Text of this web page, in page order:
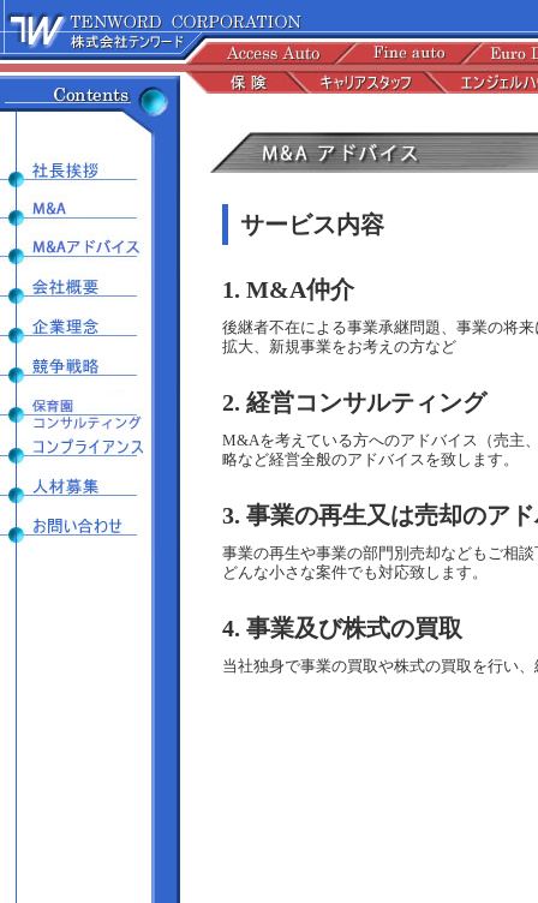
サービス内容
1. M&A仲介
後継者不在による事業承継問題、事業の将
拡大、新規事業をお考えの方など
2. 経営コンサルティング
M&Aを考えている方へのアドバイス（売主
略など経営全般のアドバイスを致します。
3. 事業の再生又は売却のア
事業の再生や事業の部門別売却などもご相
どんな小さな案件でも対応致します。
4. 事業及び株式の買取
当社独身で事業の買取や株式の買取を行い